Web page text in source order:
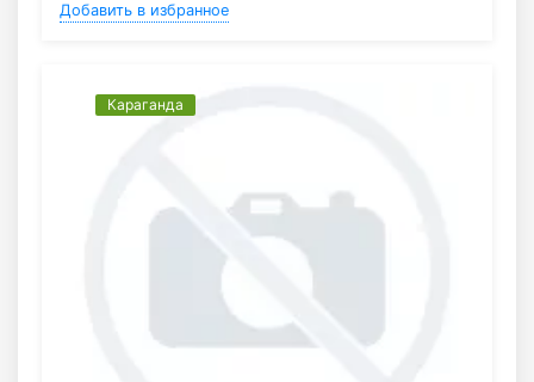
Добавить в избранное
Караганда